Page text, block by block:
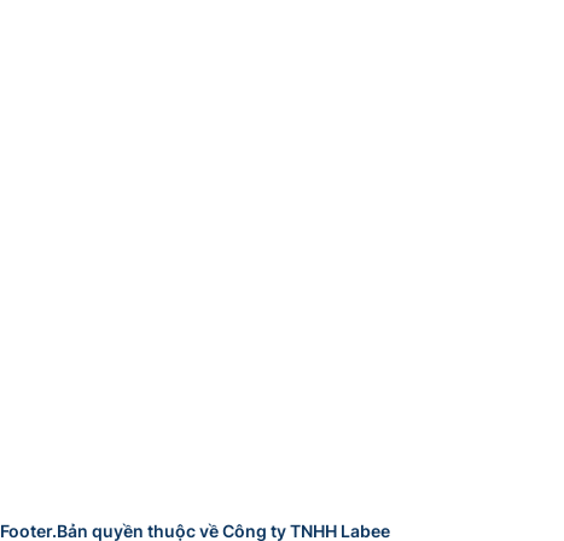
Footer.Bản quyền thuộc về Công ty TNHH Labee